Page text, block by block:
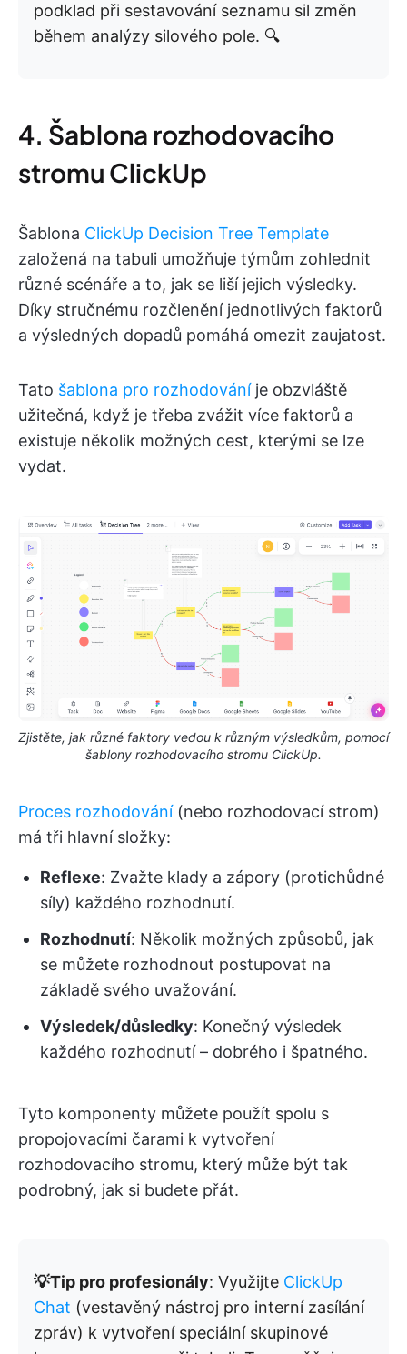
podklad při sestavování seznamu sil změn
během analýzy silového pole. 🔍
4. Šablona rozhodovacího
stromu ClickUp
Šablona ClickUp Decision Tree Template
založená na tabuli umožňuje týmům zohlednit
různé scénáře a to, jak se liší jejich výsledky.
Díky stručnému rozčlenění jednotlivých faktorů
a výsledných dopadů pomáhá omezit zaujatost.
Tato šablona pro rozhodováníje obzvláště
užitečná, když je třeba zvážit více faktorů a
existuje několik možných cest, kterými se lze
vydat.
Zjistěte, jak různé faktory vedou k různým výsledkům, pomocí
šablony rozhodovacího stromu ClickUp.
Proces rozhodování(nebo rozhodovací strom)
má tři hlavní složky:
Reflexe: Zvažte klady a zápory (protichůdné
síly) každého rozhodnutí.
Rozhodnutí: Několik možných způsobů, jak
se můžete rozhodnout postupovat na
základě svého uvažování.
Výsledek/důsledky: Konečný výsledek
každého rozhodnutí – dobrého i špatného.
Tyto komponenty můžete použít spolu s
propojovacími čarami k vytvoření
rozhodovacího stromu, který může být tak
podrobný, jak si budete přát.
💡Tip pro profesionály: Využijte ClickUp
Chat (vestavěný nástroj pro interní zasílání
zpráv) k vytvoření speciální skupinové